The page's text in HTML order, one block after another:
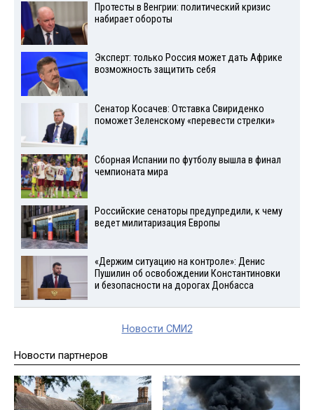
Протесты в Венгрии: политический кризис
набирает обороты
Эксперт: только Россия может дать Африке
возможность защитить себя
Сенатор Косачев: Отставка Свириденко
поможет Зеленскому «перевести стрелки»
Сборная Испании по футболу вышла в финал
чемпионата мира
Российские сенаторы предупредили, к чему
ведет милитаризация Европы
«Держим ситуацию на контроле»: Денис
Пушилин об освобождении Константиновки
и безопасности на дорогах Донбасса
Новости СМИ2
Новости партнеров